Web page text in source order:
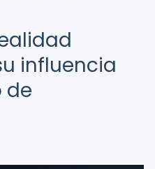
influencia
de